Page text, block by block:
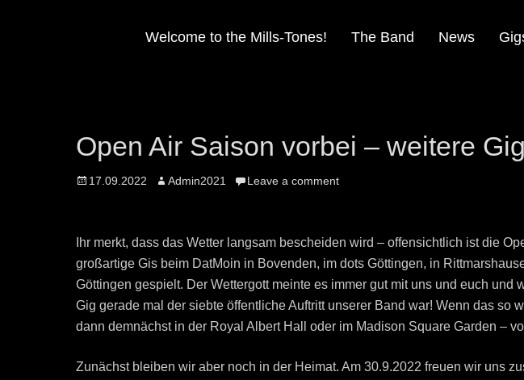
Welcome to the Mills-Tones! The Band News
Open Air Saison vorbei – weitere
Posted
17.09.2022 Author
Admin2021 Leave a comment
Ihr merkt, dass das Wetter langsam bescheiden wird – offensichtlich ist die
großartige Gis beim DatMoin in Bovenden, im dots Göttingen, in
Göttingen gespielt. Der Wettergott meinte es immer gut mit uns und euch
Gig gerade mal der siebte öffentliche Auftritt unserer Band war! Wenn das
dann demnächst in der Royal Albert Hall oder im Madison Square Garden –
Zunächst bleiben wir aber noch in der Heimat. Am 30.9.2022 freuen wir uns